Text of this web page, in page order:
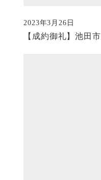
【成約御礼】池田
投稿日
2023年3月26日